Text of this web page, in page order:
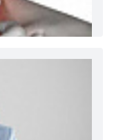
(острый и
Как